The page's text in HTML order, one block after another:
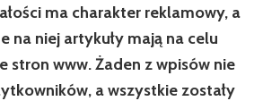
ma charakter reklamowy, a
na niej artykuły mają na celu
stron www. Żaden z wpisów nie
a wszystkie zostały